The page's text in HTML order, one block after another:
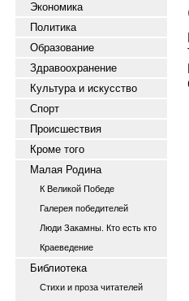
Экономика
Политика
Образование
Здравоохранение
Культура и искусство
Спорт
Происшествия
Кроме того
Малая Родина
К Великой Победе
Галерея победителей
Люди Закамны. Кто есть кто
Краеведение
Библиотека
Стихи и проза читателей